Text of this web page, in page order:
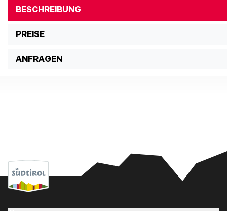
BESCHREIBUNG
PREISE
ANFRAGEN